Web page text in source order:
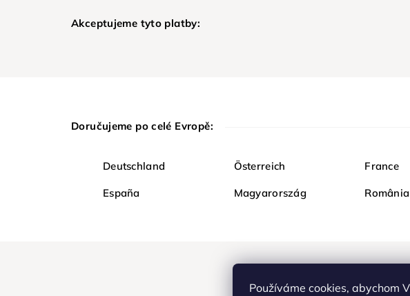
Používáme cookies, abychom
Akceptujeme tyto platby:
Doručujeme po celé Evropě:
Deutschland Österreich France
España Magyarország România